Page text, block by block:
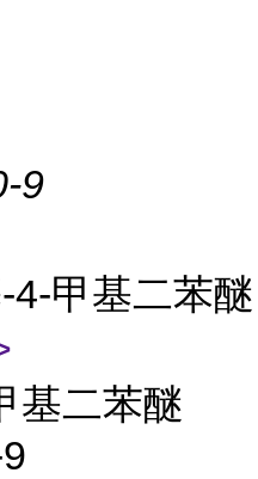
9
4-甲基二苯醚
基二苯醚